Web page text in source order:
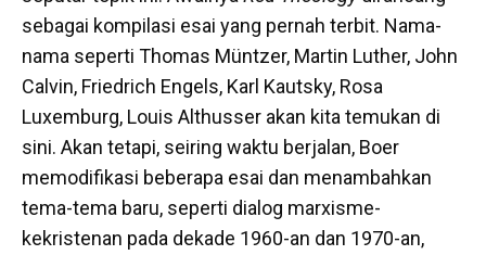
sebagai kompilasi esai yang pernah terbit. Nama-
nama seperti Thomas Müntzer, Martin Luther, John
Calvin, Friedrich Engels, Karl Kautsky, Rosa
Luxemburg, Louis Althusser akan kita temukan di
sini. Akan tetapi, seiring waktu berjalan, Boer
memodifikasi beberapa esai dan menambahkan
tema-tema baru, seperti dialog marxisme-
kekristenan pada dekade 1960-an dan 1970-an,